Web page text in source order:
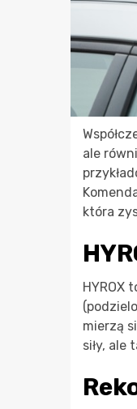
ale
która
HYROX
mierzą
siły, ale